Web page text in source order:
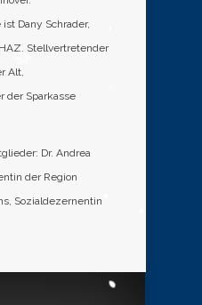
Dany Schrader,
Stellvertretender
Alt,
der Sparkasse
Dr. Andrea
der Region
Sozialdezernentin